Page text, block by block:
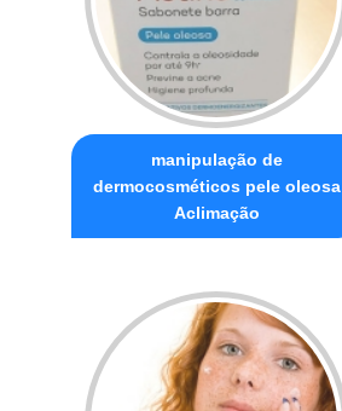
manipulação de
dermocosméticos pele oleosa
Aclimação